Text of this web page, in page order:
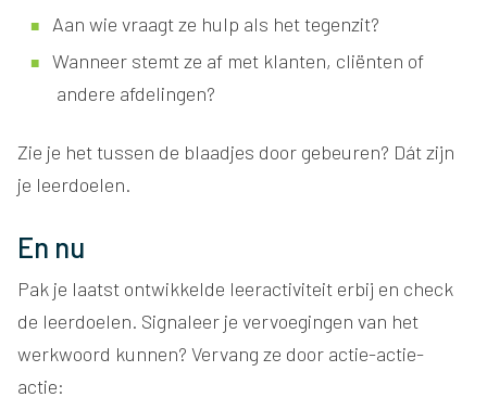
Aan wie vraagt ze hulp als het tegenzit?
Wanneer stemt ze af met klanten, cliënten of
andere afdelingen?
Zie je het tussen de blaadjes door gebeuren? Dát zijn
je leerdoelen.
En nu
Pak je laatst ontwikkelde leeractiviteit erbij en check
de leerdoelen. Signaleer je vervoegingen van het
werkwoord kunnen? Vervang ze door actie-actie-
actie: